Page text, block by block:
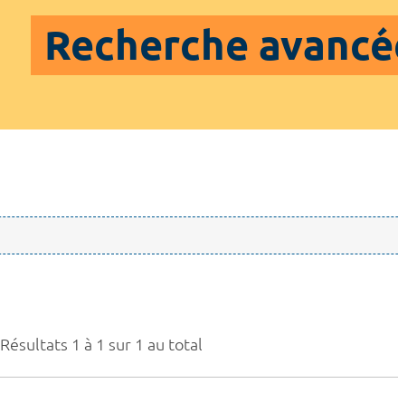
Recherche
Résultats 1 à 1 sur 1 au total